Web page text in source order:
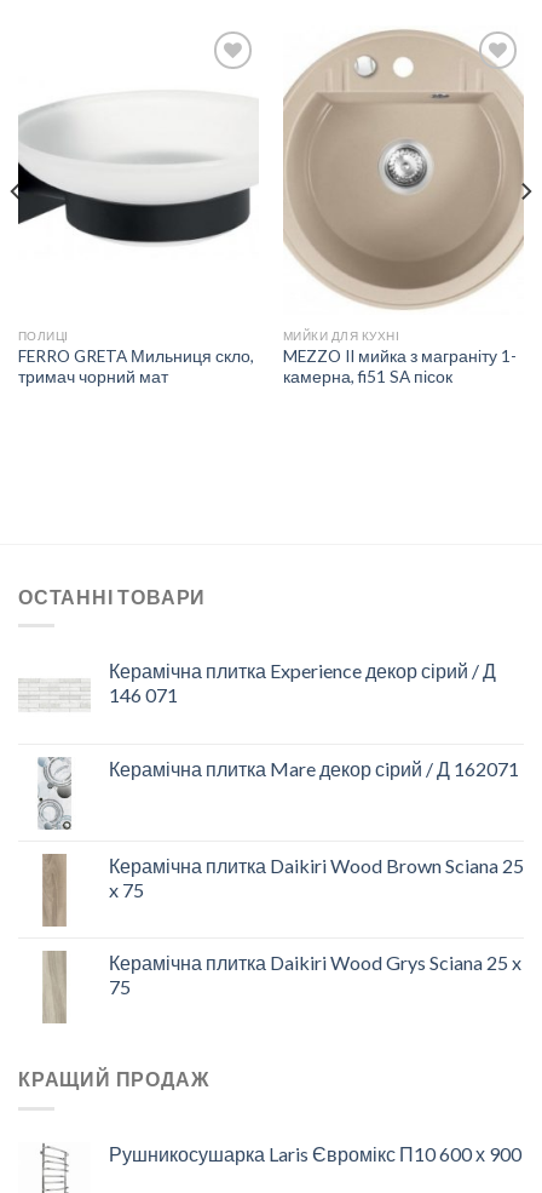
ДО
БАЖАНЬ
ПОЛИЦІ
FERRO GRETA Мильниця скло,
тримач чорний мат
ДОДАТИ
МИЙКИ ДЛЯ КУХНІ
MEZZO II мийка з маграніту 1-
камерна, fi51 SA пісок
ОСТАННІ ТОВАРИ
Керамічна плитка Experience декор сірий / Д
146 071
Керамічна плитка Mare декор сiрий / Д 162071
Керамічна плитка Daikiri Wood Brown Sciana 25
x 75
Керамічна плитка Daikiri Wood Grys Sciana 25 x
75
КРАЩИЙ ПРОДАЖ
Рушникосушарка Laris Євромікс П10 600 х 900